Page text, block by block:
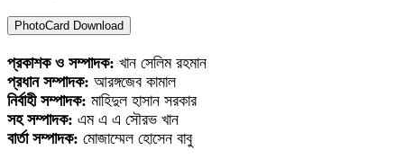
PhotoCard Download
প্রকাশক ও সম্পাদক: খান সেলিম রহমান
প্রধান সম্পাদক: আরঙ্গজেব কামাল
নির্বাহী সম্পাদক: মাহিদুল হাসান সরকার
সহ সম্পাদক: এম এ এ সৌরভ খান
বার্তা সম্পাদক: মোজাম্মেল হোসেন বাবু